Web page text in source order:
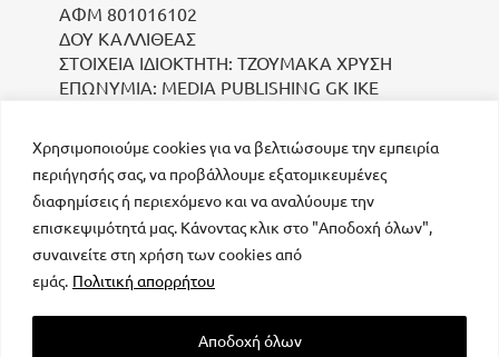
Χρησιμοποιούμε cookies για να βελτιώσουμε την εμπειρία
περιήγησής σας, να προβάλλουμε εξατομικευμένες
διαφημίσεις ή περιεχόμενο και να αναλύουμε την
επισκεψιμότητά μας. Κάνοντας κλικ στο "Αποδοχή όλων",
συναινείτε στη χρήση των cookies από
εμάς. Πολιτική απορρήτου
Αποδοχή όλων
ΑΦΜ 801016102
ΔΟΥ ΚΑΛΛΙΘΕΑΣ
ΣΤΟΙΧΕΙΑ ΙΔΙΟΚΤΗΤΗ: ΤΖΟΥΜΑΚΑ ΧΡΥΣΗ
ΕΠΩΝΥΜΙΑ: MEDIA PUBLISHING GK IKE
μοναδικός αριθμός Μ.Η.Τ. 232223